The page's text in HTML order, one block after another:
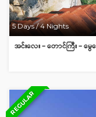
5 Days / 4 Nights
အင်းလေး – တောင်ကြီး –
REGULAR